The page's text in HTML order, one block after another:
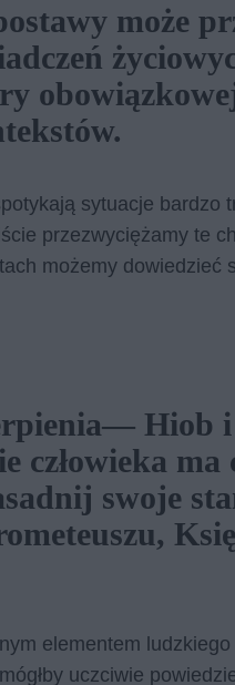
może
sytuacje bardzo
przezwyciężamy te
możemy dowiedzieć
Hiob i
człowieka
swoje
elementem
uczciwie